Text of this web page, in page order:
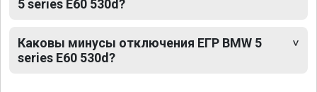
5 series E60 530d?
Каковы минусы отключения ЕГР BMW 5
series E60 530d?